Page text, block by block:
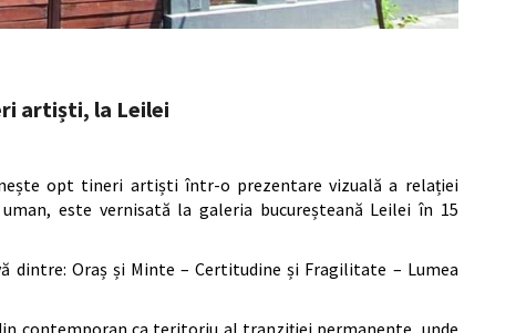
artiști, la Leilei
opt tineri artiști într-o prezentare vizuală a relației
este vernisată la galeria bucureșteană Leilei în 15
dintre: Oraș și Minte – Certitudine și Fragilitate – Lumea
contemporan ca teritoriu al tranziției permanente, unde